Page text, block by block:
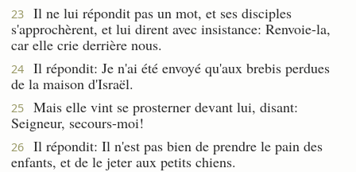
23
Il ne lui répondit pas un mot, et ses disciples
s'approchèrent, et lui dirent avec insistance: Renvoie-la,
car elle crie derrière nous.
24
Il répondit: Je n'ai été envoyé qu'aux brebis perdues
de la maison d'Israël.
25
Mais elle vint se prosterner devant lui, disant:
Seigneur, secours-moi!
26
Il répondit: Il n'est pas bien de prendre le pain des
enfants, et de le jeter aux petits chiens.